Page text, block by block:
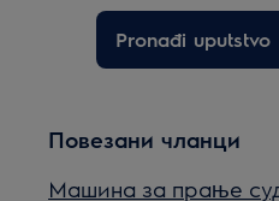
Pronađi uputstvo
Повезани чланци
Машина за прање